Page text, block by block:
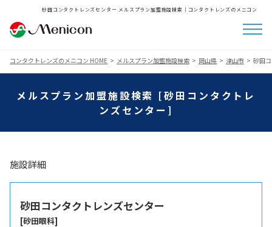
砂田コンタクトレンズセンター メルスプラン加盟施設検索│コンタクトレンズのメニコン
コンタクトレンズのメニコン HOME メルスプラン加盟施設検索 岡山県 津山市 砂田
メルスプラン加盟施設検索 [砂田コンタクトレ
ンズセンター]
施設詳細
砂田コンタクトレンズセンター
[砂田眼科]